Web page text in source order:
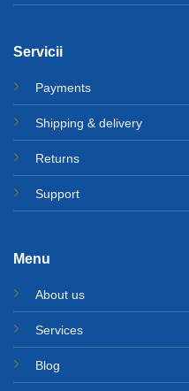
Servicii
Payments
Shipping & delivery
Returns
Support
Menu
About us
Services
Blog